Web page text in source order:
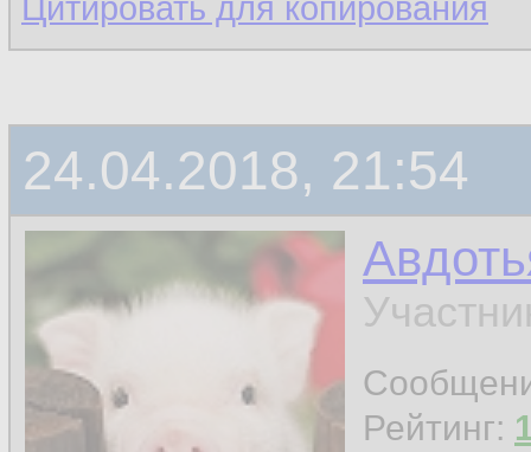
Цитировать для копирования
24.04.2018, 21:54
Рейтинг: